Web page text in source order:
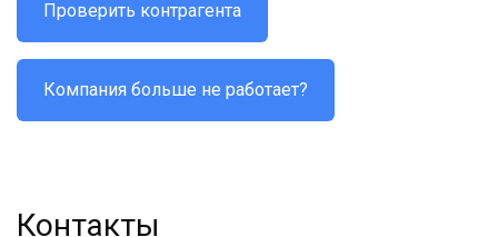
Проверить контрагента
Компания больше не работает?
Контакты